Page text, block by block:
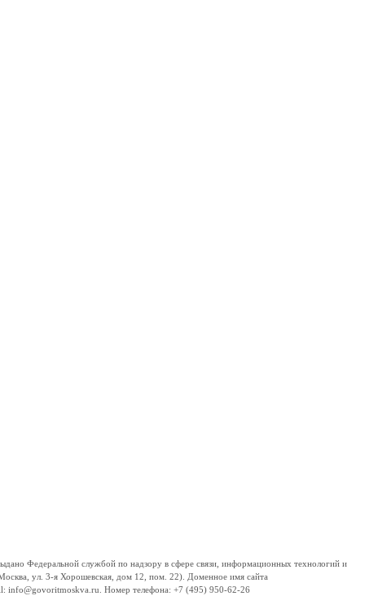
Федеральной службой по надзору в сфере связи, информационных технологий и
ул. 3-я Хорошевская, дом 12, пом. 22). Доменное имя сайта
info@govoritmoskva.ru. Номер телефона: +7 (495) 950-62-26